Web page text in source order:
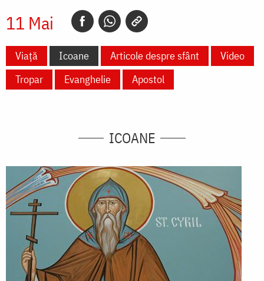
11 Mai
Viață Icoane Articole despre sfânt
Video
Tropar
Evanghelie Apostol
ICOANE